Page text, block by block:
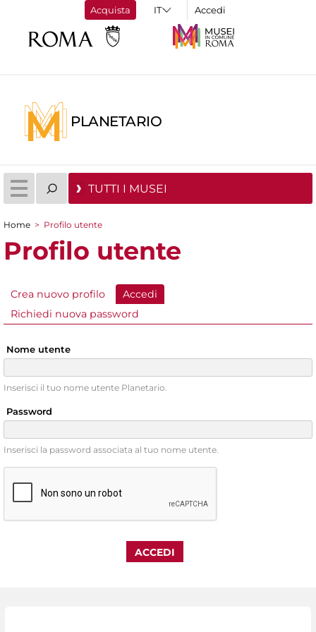
Acquista Accedi
PLANETARIO
TUTTI I MUSEI
Tu sei qui
Home > Profilo utente
Profilo utente
Schede primarie
Crea nuovo profilo Accedi
Richiedi nuova password
Nome utente
Inserisci il tuo nome utente Planetario.
Password
Inserisci la password associata al tuo nome utente.